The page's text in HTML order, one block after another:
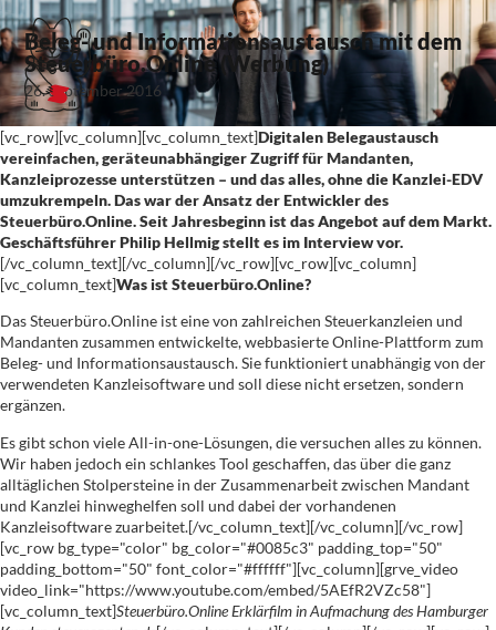
Beleg- und Informationsaustausch mit dem
Steuerbüro.Online (Werbung)
26. September 2016
[vc_row][vc_column][vc_column_text]Digitalen Belegaustausch
vereinfachen, geräteunabhängiger Zugriff für Mandanten,
Kanzleiprozesse unterstützen – und das alles, ohne die Kanzlei-EDV
umzukrempeln. Das war der Ansatz der Entwickler des
Steuerbüro.Online. Seit Jahresbeginn ist das Angebot auf dem Markt.
Geschäftsführer Philip Hellmig stellt es im Interview vor.
[/vc_column_text][/vc_column][/vc_row][vc_row][vc_column]
[vc_column_text]Was ist Steuerbüro.Online?
Das Steuerbüro.Online ist eine von zahlreichen Steuerkanzleien und
Mandanten zusammen entwickelte, webbasierte Online-Plattform zum
Beleg- und Informationsaustausch. Sie funktioniert unabhängig von der
verwendeten Kanzleisoftware und soll diese nicht ersetzen, sondern
ergänzen.
Es gibt schon viele All-in-one-Lösungen, die versuchen alles zu können.
Wir haben jedoch ein schlankes Tool geschaffen, das über die ganz
alltäglichen Stolpersteine in der Zusammenarbeit zwischen Mandant
und Kanzlei hinweghelfen soll und dabei der vorhandenen
Kanzleisoftware zuarbeitet.[/vc_column_text][/vc_column][/vc_row]
[vc_row bg_type="color" bg_color="#0085c3" padding_top="50"
padding_bottom="50" font_color="#ffffff"][vc_column][grve_video
video_link="https://www.youtube.com/embed/5AEfR2VZc58"]
[vc_column_text]Steuerbüro.Online Erklärfilm in Aufmachung des Hamburger